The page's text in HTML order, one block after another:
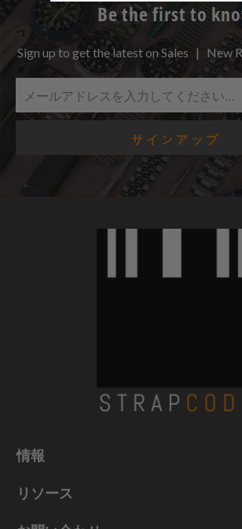
Be the first to
Sign up to get the latest on Sales | New
情報
リソース